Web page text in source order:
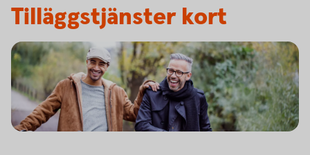
Tilläggstjänster kort